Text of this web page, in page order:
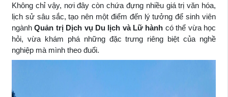
Không chỉ vậy, nơi đây còn chứa đựng nhiều giá trị văn hóa,
lịch sử sâu sắc, tạo nên một điểm đến lý tưởng để sinh viên
ngànhQuản trị Dịch vụ Du lịch và Lữ hành có thể vừa học
hỏi, vừa khám phá những đặc trưng riêng biệt của nghề
nghiệp mà mình theo đuổi.